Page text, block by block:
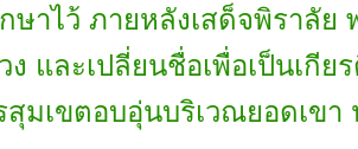
ษาไว้ ภายหลังเสด็จพิราลั
และเปลี่ยนชื่อเพื่อเป็นเกี
สุมเขตอบอุ่นบริเวณยอดเข